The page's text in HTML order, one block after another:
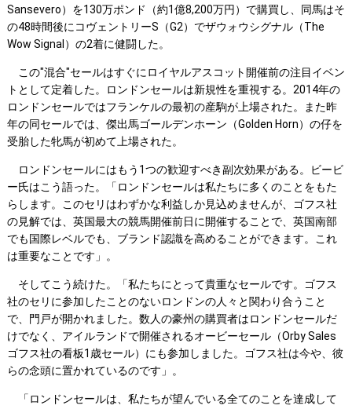
Sansevero）を130万ポンド（約1億8,200万円）で購買し、同馬はそ
の48時間後にコヴェントリーS（G2）でザウォウシグナル（The
Wow Signal）の2着に健闘した。
この"混合"セールはすぐにロイヤルアスコット開催前の注目イベン
トとして定着した。ロンドンセールは新規性を重視する。2014年の
ロンドンセールではフランケルの最初の産駒が上場された。また昨
年の同セールでは、傑出馬ゴールデンホーン（Golden Horn）の仔を
受胎した牝馬が初めて上場された。
ロンドンセールにはもう1つの歓迎すべき副次効果がある。ビービ
ー氏はこう語った。「ロンドンセールは私たちに多くのことをもた
らします。このセリはわずかな利益しか見込めませんが、ゴフス社
の見解では、英国最大の競馬開催前日に開催することで、英国南部
でも国際レベルでも、ブランド認識を高めることができます。これ
は重要なことです」。
そしてこう続けた。「私たちにとって貴重なセールです。ゴフス
社のセリに参加したことのないロンドンの人々と関わり合うこと
で、門戸が開かれました。数人の豪州の購買者はロンドンセールだ
けでなく、アイルランドで開催されるオービーセール（Orby Sales
ゴフス社の看板1歳セール）にも参加しました。ゴフス社は今や、彼
らの念頭に置かれているのです」。
「ロンドンセールは、私たちが望んでいる全てのことを達成して